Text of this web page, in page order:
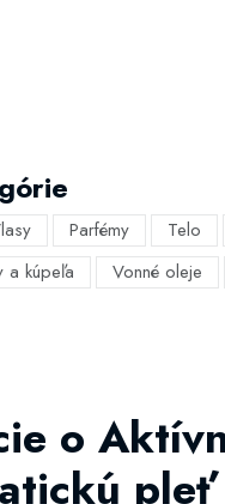
Parfémy Telo
a kúpeľa Vonné oleje
o